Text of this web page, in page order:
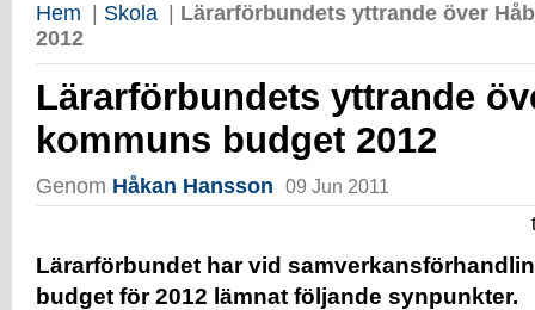
Hem Skola
Lärarförbundets yttrande över
2012
Lärarförbundets yttrande
kommuns budget 2012
Genom Håkan Hansson
09 Jun 2011
Lärarförbundet har vid
budget för 2012 lämnat följande synpunkter.